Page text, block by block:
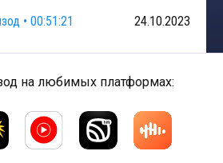
• 00:51:21 24.10.2023
на любимых платформах: